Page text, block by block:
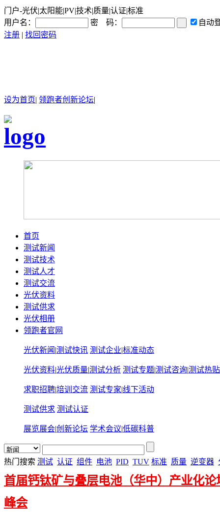
门户-光伏|太阳能|PV|技术|质量|认证|标准
用户名：
密 码：
自动
注册 | 找回密码
设为首页| 领跑者创新论坛|
首页
测试新闻
测试技术
测试人才
测试交流
光伏资料
测试供求
光伏相册
领跑者官网
光伏新闻 |测试快讯 测试企业|标准动态
光伏资料|光伏质量|测试分析 测试专题|测试咨询|测试热贴
求职招聘|培训交流 测试专家|线下活动
测试供求 测试认证
展览展会|创新论坛 学术会议|低碳科普
热门搜索 测试 认证 组件 电池 PID TUV 标准 质量 逆变器
首届钙钛矿与叠层电池（华中）产业化论
峰会